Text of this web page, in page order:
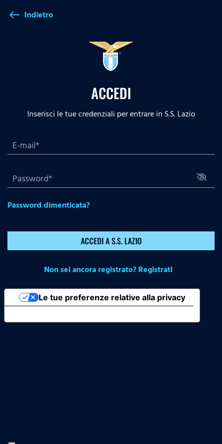
west Indietro
ACCEDI
Inserisci le tue credenziali per entrare in S.S. Lazio
Password dimenticata?
ACCEDI A S.S. LAZIO
Non sei ancora registrato? Registrati
Le tue preferenze relative alla privacy